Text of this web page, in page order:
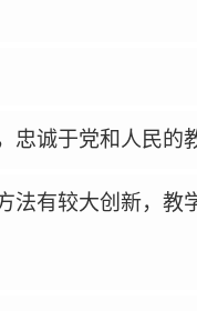
诚于党和人民
法有较大创新，